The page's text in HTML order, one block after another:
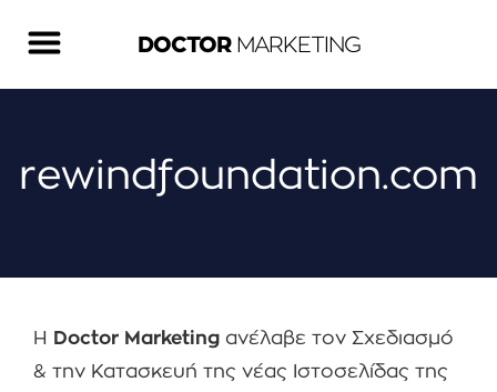
DOCTORMARKETING
rewindfoundation.com
Η Doctor Marketing ανέλαβε τον Σχεδιασμό
& την Κατασκευή της νέας Ιστοσελίδας της